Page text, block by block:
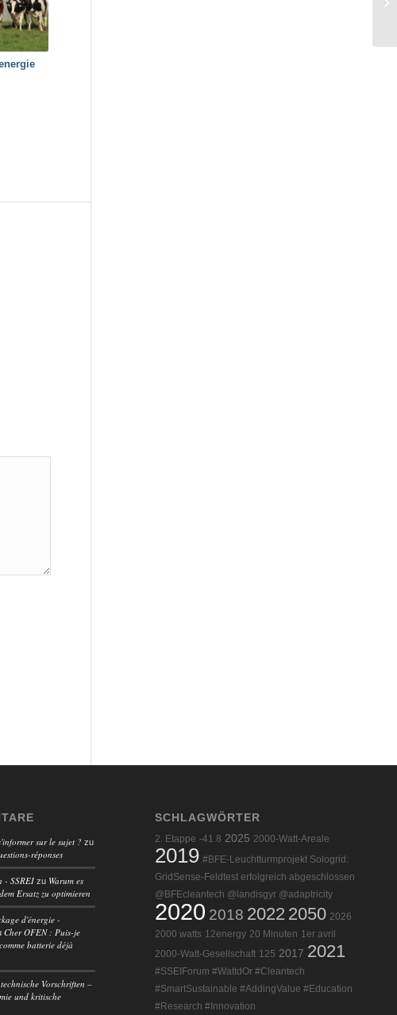
sur le sujet ? zu
réponses
- SSREI zu Warum es
Ersatz zu optimieren
d'énergie -
Cher OFEN : Puis-je
batterie déjà
Vorschriften –
und kritische
SCHLAGWÖRTER
2. Etappe -41.8 2025 2000-Watt-Areale
2019 #BFE-Leuchtturmprojekt Sologrid:
GridSense-Feldtest erfolgreich abgeschlossen
@BFEcleantech @landisgyr @adaptricity
2020 2018 2022 2050 2026
2000 watts 12energy 20 Minuten 1er avril
2000-Watt-Gesellschaft 125 2017 2021
#SSEIForum #WattdOr #Cleantech
#SmartSustainable #AddingValue #Education
#Research #Innovation